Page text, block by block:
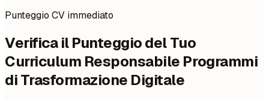
Punteggio CV immediato
Verifica il Punteggio del Tuo
Curriculum Responsabile Programmi
di Trasformazione Digitale